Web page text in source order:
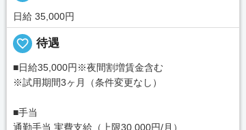
日給 35,000円
favorite_border 待遇
■日給35,000円※夜間割増賃金含む
※試用期間3ヶ月（条件変更なし）
■手当
通勤手当 実費支給（上限30,000円/月）